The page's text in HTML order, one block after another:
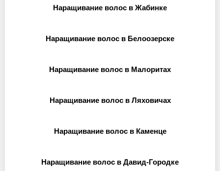
Наращивание волос в Жабинке
Наращивание волос в Белоозерске
Наращивание волос в Малоритах
Наращивание волос в Ляховичах
Наращивание волос в Каменце
Наращивание волос в Давид-Городке